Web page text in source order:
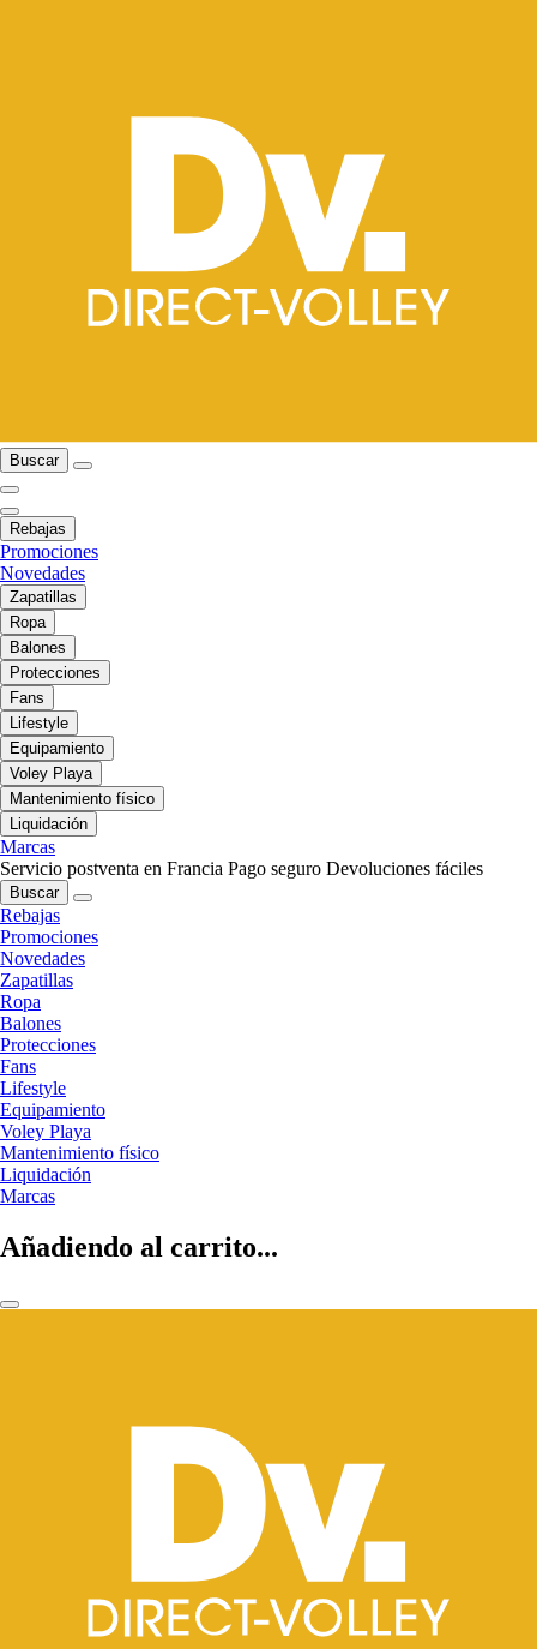
Buscar
Rebajas
Promociones
Novedades
Zapatillas
Ropa
Balones
Protecciones
Fans
Lifestyle
Equipamiento
Voley Playa
Mantenimiento físico
Liquidación
Marcas
Servicio postventa en Francia Pago seguro Devoluciones fáciles
Buscar
Rebajas
Promociones
Novedades
Zapatillas
Ropa
Balones
Protecciones
Fans
Lifestyle
Equipamiento
Voley Playa
Mantenimiento físico
Liquidación
Marcas
Añadiendo al carrito...